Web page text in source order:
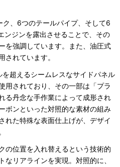
、6つのテールパイプ、そして6
ンジンを露出させることで、その
を強調しています。また、油圧式
されています。
超えるシームレスなサイドパネル
用されており、その一部は「プラ
る丹念な手作業によって成形され
ボンといった対照的な素材の組み
れた特殊な表面仕上げが、デザイ
の位置を入れ替えるという技術的
リアラインを実現。対照的に、